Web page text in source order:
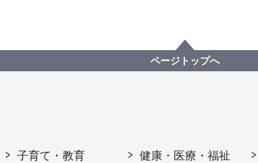
ページトップへ
子育て・教育 健康・医療・福祉